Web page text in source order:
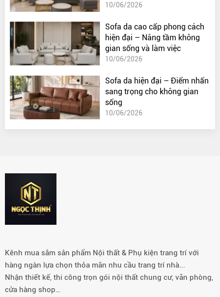
10/06/2026
Sofa da cao cấp phong cách
hiện đại – Nâng tầm không
gian sống và làm việc
10/06/2026
Sofa da hiện đại – Điểm nhấn
sang trọng cho không gian
sống
10/06/2026
Kênh mua sắm sản phẩm Nội thất & Phụ kiện trang trí với
hàng ngàn lựa chọn thỏa mãn nhu cầu trang trí nhà...
Nhận thiết kế, thi công trọn gói nội thất chung cư, văn phòng,
cửa hàng shop…